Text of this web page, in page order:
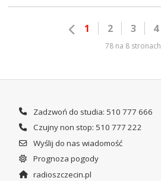
1 2 3 4
78 na 8 stronach
Zadzwoń do studia: 510 777 666
Czujny non stop: 510 777 222
Wyślij do nas wiadomość
Prognoza pogody
radioszczecin.pl